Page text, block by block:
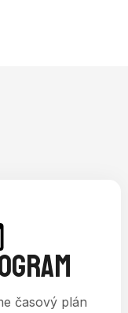
časový plán